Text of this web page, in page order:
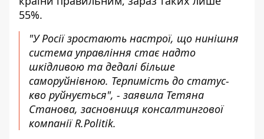
55%.
"У Росії зростають настрої, що нинішня
система управління стає надто
шкідливою та дедалі більше
саморуйнівною. Терпимість до статус-
кво руйнується", - заявила Тетяна
Станова, засновниця консалтингової
компанії R.Politik.